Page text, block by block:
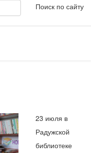
Поиск по сайту
23 июля в
Радужской
библиотеке